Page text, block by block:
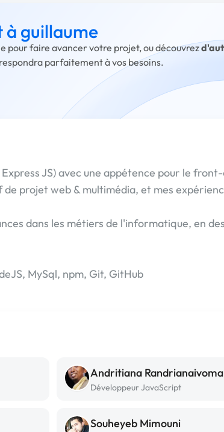
guillaume
pour faire avancer votre projet, ou découvrez
parfaitement à vos besoins.
JS) avec une appétence pour le
projet web & multimédia, et mes
dans les métiers de l'informatique, en
MySql, npm, Git, GitHub
Andritiana
Développeur JavaScript
Souheyeb Mimouni